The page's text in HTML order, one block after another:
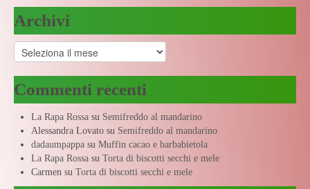
Archivi
Archivi
Commenti recenti
La Rapa Rossa su Semifreddo al mandarino
Alessandra Lovato su Semifreddo al mandarino
dadaumpappa su Muffin cacao e barbabietola
La Rapa Rossa su Torta di biscotti secchi e mele
Carmen su Torta di biscotti secchi e mele